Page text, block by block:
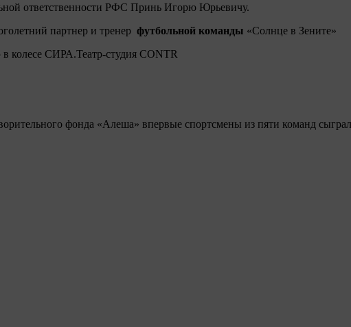
ответственности РФС Принь Игорю Юрьевичу.
партнер и тренер футбольной команды «Солнце в Зените»
колесе СИРА.Театр-студия CONTR
фонда «Алеша» впервые спортсмены из пяти команд